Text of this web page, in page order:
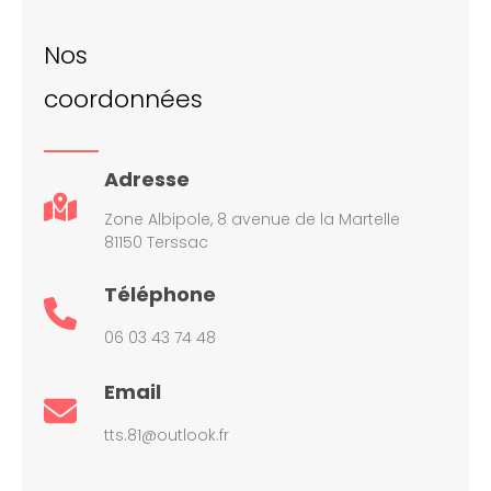
Nos
coordonnées
Adresse
Zone Albipole, 8 avenue de la Martelle
81150 Terssac
Téléphone
06 03 43 74 48
Email
tts.81@outlook.fr